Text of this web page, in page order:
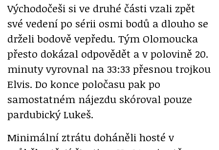
Východočeši si ve druhé části vzali zpět
své vedení po sérii osmi bodů a dlouho se
drželi bodově vepředu. Tým Olomoucka
přesto dokázal odpovědět a v polovině 20.
minuty vyrovnal na 33:33 přesnou trojkou
Elvis. Do konce poločasu pak po
samostatném nájezdu skóroval pouze
pardubický Lukeš.
Minimální ztrátu doháněli hosté v